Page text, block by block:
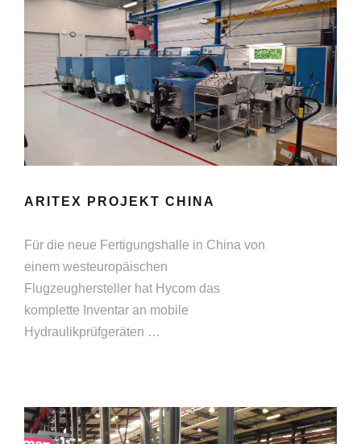
ARITEX PROJEKT CHINA
Für die neue Fertigungshalle in China von
einem westeuropäischen
Flugzeughersteller hat Hycom das
komplette Inventar an mobile
Hydraulikprüfgeräten …